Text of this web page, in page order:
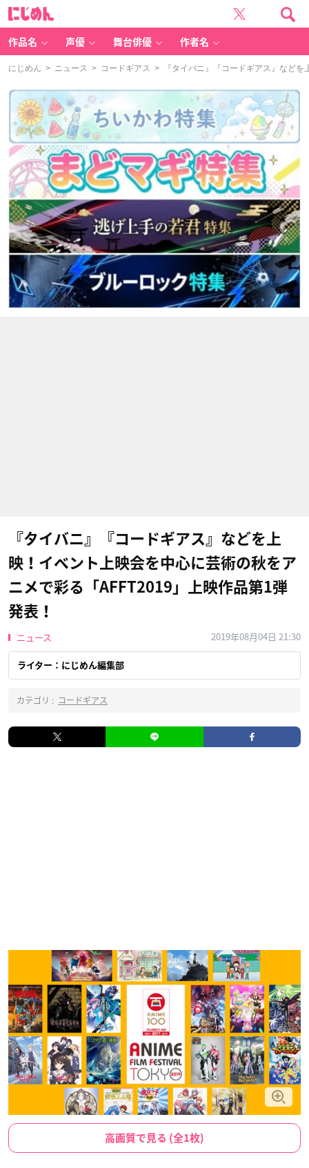
作品名 声優 舞台俳優 作者名
にじめん > ニュース > コードギアス > 『タイバニ』『コードギアス』などを
『タイバニ』『コードギアス』などを上
映！イベント上映会を中心に芸術の秋をア
ニメで彩る「AFFT2019」上映作品第1弾
発表！
ニュース 2019年08月04日 21:30
ライター：にじめん編集部
カテゴリ : コードギアス
高画質で見る (全1枚)